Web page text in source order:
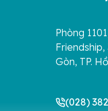
Phòng
Friendship,
Gòn, TP.
(028)